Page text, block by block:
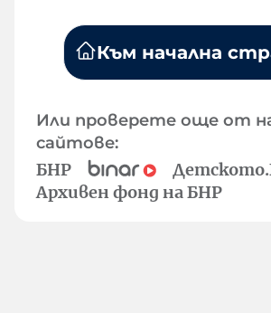
Към начална
Или проверете още от
сайтове:
БНР
Архивен фонд на БНР